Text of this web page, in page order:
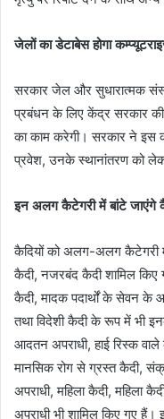
जेलों का डेटाबेस होगा
सरकार जेल और सुधारात्मक
प्रबंधन के लिए केंद्र सरकार
का काम करेगी। सरकार ने इस
प्रवेश, उनके स्थानांतरण को
इन अलग कैटेगरी में बांटे जाएंगे
कैदियों को अलग-अलग कैटेगरी में
कैदी, नजरबंद कैदी शामिल किए
कैदी, मादक पदार्थों के सेवन के
तथा विदेशी कैदी के रूप में भी
आदतन अपराधी, हाई रिस्क
मानसिक रोग से ग्रस्त कैदी,
अपराधी, महिला कैदी, महिला
अपराधी भी शामिल किए गए